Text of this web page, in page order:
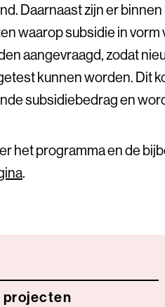
Daarnaast zijn er
waarop subsidie in
aangevraagd, zodat
kunnen worden. Dit
subsidiebedrag en
het programma en de
.